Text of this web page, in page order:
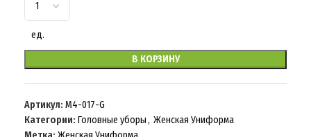
ед.
В КОРЗИНУ
Артикул: M4-017-G
Категории: Головные уборы, Женская Униформа